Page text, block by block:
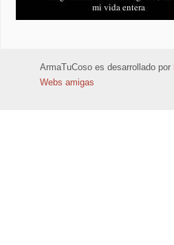
ArmaTuCoso es desarrollado por
Webs amigas